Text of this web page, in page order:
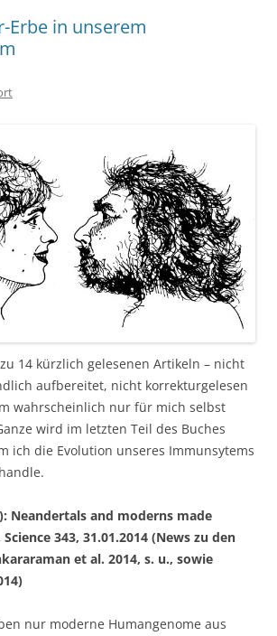
Erbe in unserem
14 kürzlich gelesenen Artikeln – nicht
aufbereitet, nicht korrekturgelesen
wahrscheinlich nur für mich selbst
wird im letzten Teil des Buches
ich die Evolution unseres Immunsytems
Neandertals and moderns made
343, 31.01.2014 (News zu den
et al. 2014, s. u., sowie
nur moderne Humangenome aus